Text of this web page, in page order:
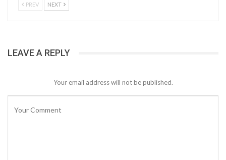
PREV NEXT
LEAVE A REPLY
Your email address will not be published.